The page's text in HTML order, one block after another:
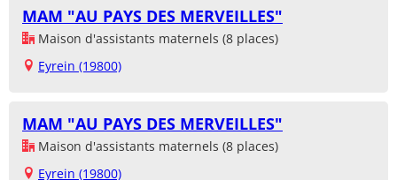
MAM "AU PAYS DES MERVEILLES"
Maison d'assistants maternels (8 places)
Eyrein (19800)
MAM "AU PAYS DES MERVEILLES"
Maison d'assistants maternels (8 places)
Eyrein (19800)